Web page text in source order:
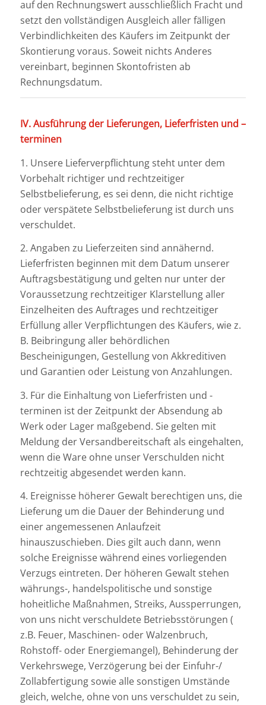
auf den Rechnungswert ausschließlich Fracht und
setzt den vollständigen Ausgleich aller fälligen
Verbindlichkeiten des Käufers im Zeitpunkt der
Skontierung voraus. Soweit nichts Anderes
vereinbart, beginnen Skontofristen ab
Rechnungsdatum.
IV. Ausführung der Lieferungen, Lieferfristen und –
terminen
1. Unsere Lieferverpflichtung steht unter dem
Vorbehalt richtiger und rechtzeitiger
Selbstbelieferung, es sei denn, die nicht richtige
oder verspätete Selbstbelieferung ist durch uns
verschuldet.
2. Angaben zu Lieferzeiten sind annähernd.
Lieferfristen beginnen mit dem Datum unserer
Auftragsbestätigung und gelten nur unter der
Voraussetzung rechtzeitiger Klarstellung aller
Einzelheiten des Auftrages und rechtzeitiger
Erfüllung aller Verpflichtungen des Käufers, wie z.
B. Beibringung aller behördlichen
Bescheinigungen, Gestellung von Akkreditiven
und Garantien oder Leistung von Anzahlungen.
3. Für die Einhaltung von Lieferfristen und -
terminen ist der Zeitpunkt der Absendung ab
Werk oder Lager maßgebend. Sie gelten mit
Meldung der Versandbereitschaft als eingehalten,
wenn die Ware ohne unser Verschulden nicht
rechtzeitig abgesendet werden kann.
4. Ereignisse höherer Gewalt berechtigen uns, die
Lieferung um die Dauer der Behinderung und
einer angemessenen Anlaufzeit
hinauszuschieben. Dies gilt auch dann, wenn
solche Ereignisse während eines vorliegenden
Verzugs eintreten. Der höheren Gewalt stehen
währungs-, handelspolitische und sonstige
hoheitliche Maßnahmen, Streiks, Aussperrungen,
von uns nicht verschuldete Betriebsstörungen (
z.B. Feuer, Maschinen- oder Walzenbruch,
Rohstoff- oder Energiemangel), Behinderung der
Verkehrswege, Verzögerung bei der Einfuhr-/
Zollabfertigung sowie alle sonstigen Umstände
gleich, welche, ohne von uns verschuldet zu sein,